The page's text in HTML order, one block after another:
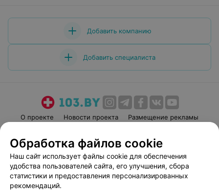
Добавить компанию
Добавить специалиста
О проекте Новости проекта
Размещение рекламы
Пользовательское соглашение
Способы оплаты
Вакансии
Партнеры
Написать руководителю 103.by
Обработка файлов cookie
Наш сайт использует файлы cookie для обеспечения
удобства пользователей сайта, его улучшения, сбора
статистики и предоставления персонализированных
рекомендаций.